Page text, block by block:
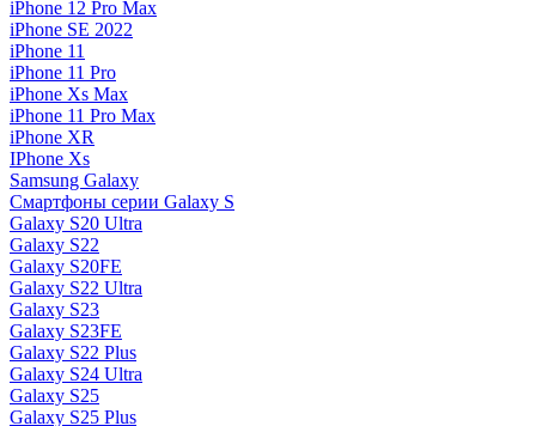
iPhone 12 Pro Max
iPhone SE 2022
iPhone 11
iPhone 11 Pro
iPhone Xs Max
iPhone 11 Pro Max
iPhone XR
IPhone Xs
Samsung Galaxy
Смартфоны серии Galaxy S
Galaxy S20 Ultra
Galaxy S22
Galaxy S20FE
Galaxy S22 Ultra
Galaxy S23
Galaxy S23FE
Galaxy S22 Plus
Galaxy S24 Ultra
Galaxy S25
Galaxy S25 Plus